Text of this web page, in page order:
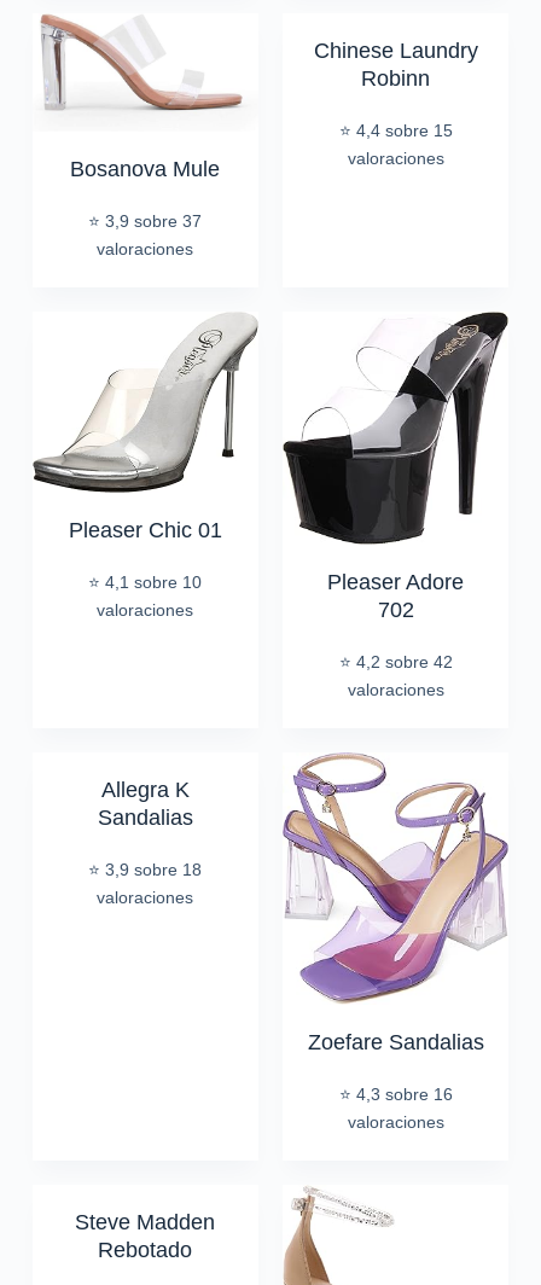
Bosanova Mule
⭐ 3,9 sobre 37
valoraciones
Chinese Laundry
Robinn
⭐ 4,4 sobre 15
valoraciones
Pleaser Chic 01
⭐ 4,1 sobre 10
valoraciones
Pleaser Adore
702
⭐ 4,2 sobre 42
valoraciones
Allegra K
Sandalias
⭐ 3,9 sobre 18
valoraciones
Zoefare Sandalias
⭐ 4,3 sobre 16
valoraciones
Steve Madden
Rebotado